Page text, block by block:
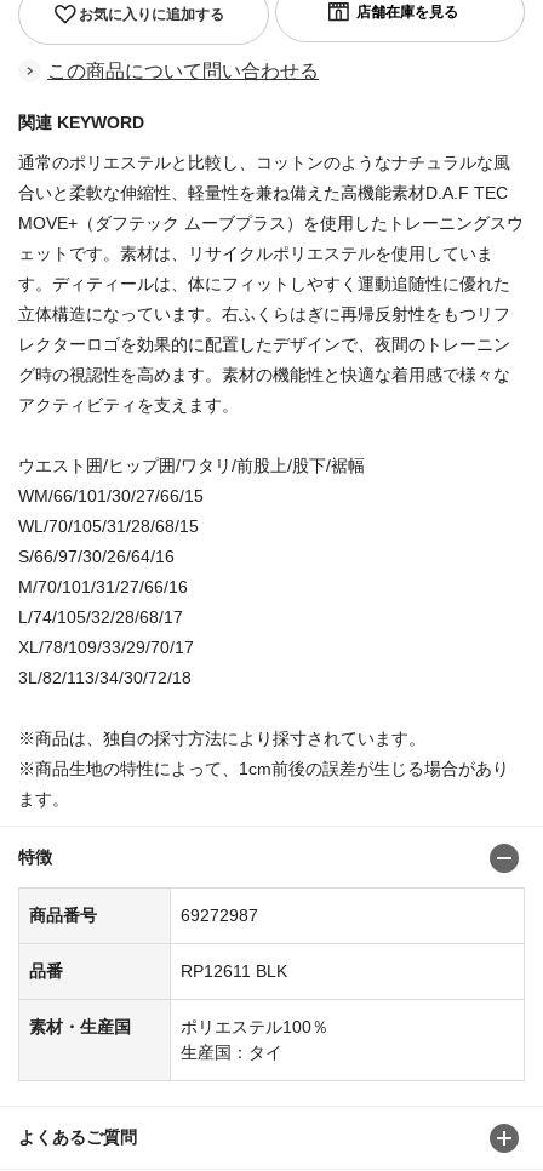
お気に入りに追加する
この商品について問い合わせる
関連 KEYWORD
通常のポリエステルと比較し、コットンのようなナチュラルな風
合いと柔軟な伸縮性、軽量性を兼ね備えた高機能素材D.A.F TEC
MOVE+（ダフテック ムーブプラス）を使用したトレーニングスウ
ェットです。素材は、リサイクルポリエステルを使用していま
す。ディティールは、体にフィットしやすく運動追随性に優れた
立体構造になっています。右ふくらはぎに再帰反射性をもつリフ
レクターロゴを効果的に配置したデザインで、夜間のトレーニン
グ時の視認性を高めます。素材の機能性と快適な着用感で様々な
アクティビティを支えます。
ウエスト囲/ヒップ囲/ワタリ/前股上/股下/裾幅
WM/66/101/30/27/66/15
WL/70/105/31/28/68/15
S/66/97/30/26/64/16
M/70/101/31/27/66/16
L/74/105/32/28/68/17
XL/78/109/33/29/70/17
3L/82/113/34/30/72/18
※商品は、独自の採寸方法により採寸されています。
※商品生地の特性によって、1cm前後の誤差が生じる場合があり
ます。
特徴
商品番号 69272987
品番 RP12611 BLK
素材・生産国
ポリエステル100％
生産国：タイ
よくあるご質問